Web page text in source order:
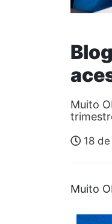
Muito
18
Muito